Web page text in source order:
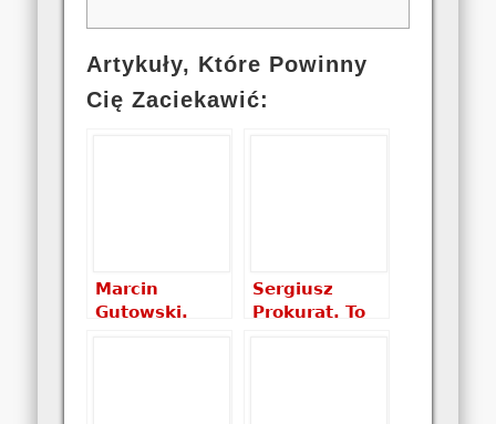
Artykuły, Które Powinny
Cię Zaciekawić:
Marcin
Gutowski.
Sergiusz
Prokurat. To